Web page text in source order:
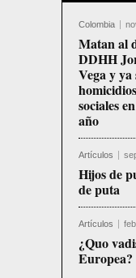
Colombia
Matan al
DDHH
Vega y ya
sociales
año
Artículos
Hijos de
de puta
Artículos
¿Quo
Europea?